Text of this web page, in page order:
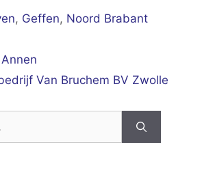
, Geffen, Noord Brabant
Van Bruchem BV Zwolle